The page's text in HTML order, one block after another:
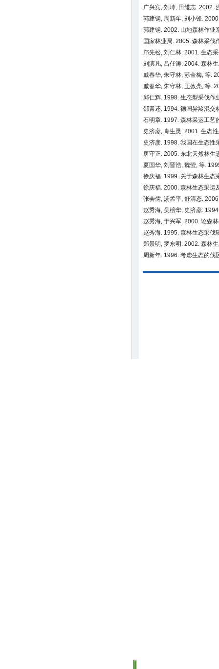
广兴宾, 刘坤, 田维志. 2002.
郭建钢, 周新年, 刘小锋.
郭建钢. 2002. 山地森林作业
国家林业局. 2005. 森林采伐
邝先松, 刘仁林. 2001. 生态
刘滨凡, 吕任涛. 2004. 森林
戚春华, 朱守林, 苏金梅, 等.
戚春华, 朱守林, 王效亮, 等.
邱仁辉. 1998. 生态型采伐作
邵青还. 1994. 德国异龄混交
石明章. 1997. 森林采运工艺
史济彦, 肖生灵. 2001. 生态
史济彦. 1998. 我国在生态
唐守正. 2005. 东北天然林生
夏国华, 刘晋浩, 魏莹, 等.
徐庆福. 1999. 关于森林生态
徐庆福. 2000. 森林生态采运
张会儒, 汤孟平, 舒清态.
赵秀海, 吴榜华, 史济彦.
赵秀海, 于兴军. 2000. 论森
赵秀海. 1995. 森林生态采伐
郑景明, 罗东明. 2002. 森林
周新年. 1996. 考虑生态的伐